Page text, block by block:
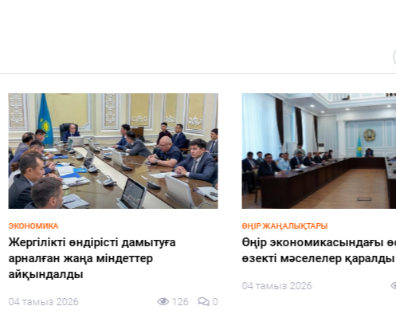
ЭКОНОМИКА
Жергілікті өндірісті дамытуға
арналған жаңа міндеттер
айқындалды
04 тамыз 2026 126 0
ӨҢІР ЖАҢАЛЫҚТАРЫ
Өңір экономикасындағы
өзекті мәселелер қаралды
04 тамыз 2026